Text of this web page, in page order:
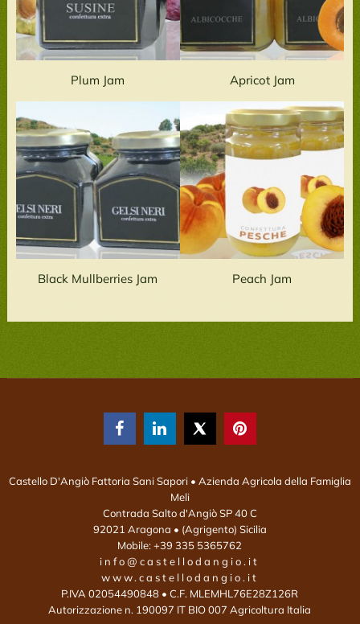
Plum Jam Apricot Jam
Black Mullberries Jam Peach Jam
  
Castello D'Angiò Fattoria Sani Sapori• Azienda Agricola della Famiglia
Meli
Contrada Salto d'Angiò SP 40 C
92021 Aragona • (Agrigento) Sicilia
Mobile:+39 335 5365762
info@castellodangio.it
www.castellodangio.it
P.IVA 02054490848 • C.F. MLEMHL76E28Z126R
Autorizzazione n. 190097 IT BIO 007 Agricoltura Italia